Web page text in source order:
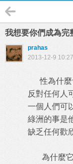
我想要你們成為完
prahas
2013-12-9
性為什麼
反對任何人
一個人們可
綠洲的事是
缺乏任何歡
為什麼它